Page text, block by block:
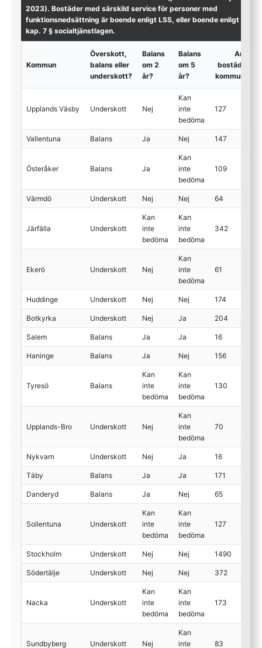
2023). Bostäder med särskild service för personer med
funktionsnedsättning är boende enligt LSS, eller boende enligt 5
kap. 7 § socialtjänstlagen.
Kommun
Överskott,
balans eller
underskott?
Balans
om 2
år?
Balans
om 5
år?
Antal
bostäder i
kommunen
Upplands Väsby Underskott Nej
Kan
inte
bedöma
127
Vallentuna Balans Ja Nej 147
Österåker Balans Ja
Kan
inte
bedöma
109
Värmdö Underskott Nej Nej 64
Järfälla Underskott
Kan
inte
bedöma
Kan
inte
bedöma
342
Ekerö Underskott Nej
Kan
inte
bedöma
61
Huddinge Underskott Nej Nej 174
Botkyrka Underskott Nej Ja 204
Salem Balans Ja Ja 16
Haninge Balans Ja Nej 156
Tyresö Balans
Kan
inte
bedöma
Kan
inte
bedöma
130
Upplands-Bro Underskott Nej
Kan
inte
bedöma
70
Nykvarn Underskott Nej Ja 16
Täby Balans Ja Ja 171
Danderyd Balans Ja Nej 65
Sollentuna Underskott
Kan
inte
bedöma
Kan
inte
bedöma
127
Stockholm Underskott Nej Nej 1490
Södertälje Underskott Nej Nej 372
Nacka Underskott
Kan
inte
bedöma
Kan
inte
bedöma
173
Sundbyberg Underskott Nej
Kan
inte
83